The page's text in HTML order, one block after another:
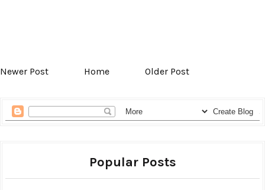
Newer Post Home Older Post
Popular Posts